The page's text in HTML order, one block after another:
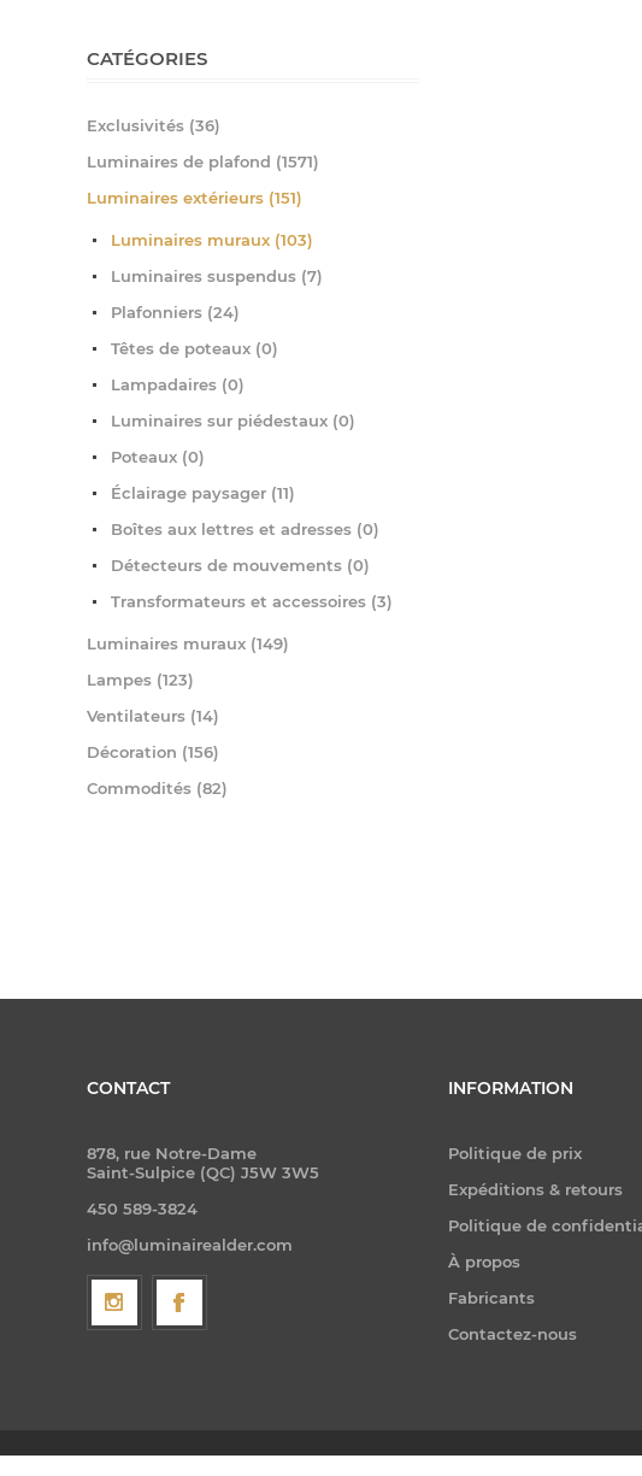
CATÉGORIES
Exclusivités (36)
Luminaires de plafond (1571)
Luminaires extérieurs (151)
Luminaires muraux (103)
Luminaires suspendus (7)
Plafonniers (24)
Têtes de poteaux (0)
Lampadaires (0)
Luminaires sur piédestaux (0)
Poteaux (0)
Éclairage paysager (11)
Boîtes aux lettres et adresses (0)
Détecteurs de mouvements (0)
Transformateurs et accessoires (3)
Luminaires muraux (149)
Lampes (123)
Ventilateurs (14)
Décoration (156)
Commodités (82)
CONTACT
878, rue Notre-Dame
Saint-Sulpice (QC) J5W 3W5
450 589-3824
info@luminairealder.com
INFORMATION
Politique de prix
Expéditions & retours
Politique de
À propos
Fabricants
Contactez-nous